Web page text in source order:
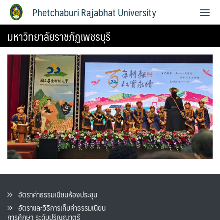
Phetchaburi Rajabhat University
มหาวิทยาลัยราชภัฏเพชรบุรี
อัตราค่าธรรมเนียมห้องประชุม
อัตราและวิธีการเก็บค่าธรรมเนียน
การศึกษา ระดับปริญญาตรี